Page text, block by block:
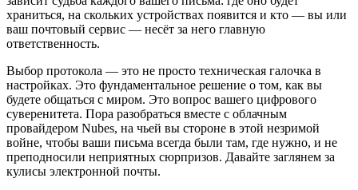
храниться, на скольких устройствах появится и кто — вы или
ваш почтовый сервис — несёт за него главную
ответственность.
Выбор протокола — это не просто техническая галочка в
настройках. Это фундаментальное решение о том, как вы
будете общаться с миром. Это вопрос вашего цифрового
суверенитета. Пора разобраться вместе с облачным
провайдером Nubes, на чьей вы стороне в этой незримой
войне, чтобы ваши письма всегда были там, где нужно, и не
преподносили неприятных сюрпризов. Давайте заглянем за
кулисы электронной почты.